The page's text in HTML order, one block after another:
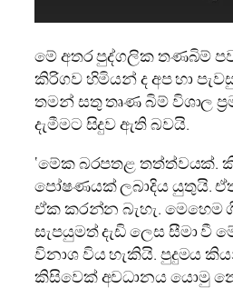
මේ අතර පුද්ගලික තණබිම්
කිරිගව හිමියන් ද අප හා
තමන් සතු තෘණ බිම් විශාල
දැමීමට සිදුව ඇති බවයි.
‘මේක බරපතළ තත්ත්වයක්.
පෝෂණයක් ලබාදිය යුතුයි.
ඒක කරන්න බැහැ. මෙහෙම
සැපයුමත් දැඩි ලෙස සීමා වී
විනාශ විය හැකියි. පුදුමය
කිසිවෙක් අවධානය යොමු